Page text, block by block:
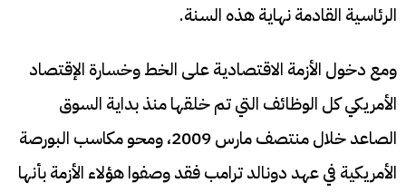
الرئاسية القادمة نهاية هذه السنة.
ومع دخول الأزمة الاقتصادية على الخط وخسارة الإقتصاد
الأمريكي كل الوظائف التي تم خلقها منذ بداية السوق
الصاعد خلال منتصف مارس 2009، ومحو مكاسب البورصة
الأمريكية في عهد دونالد ترامب فقد وصفوا هؤلاء الأزمة بأنها